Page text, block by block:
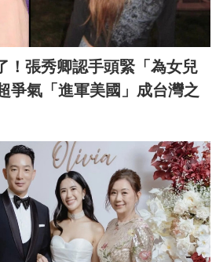
！張秀卿認手頭緊「為女兒
氣「進軍美國」成台灣之